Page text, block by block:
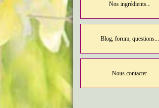
Nos ingrédients...
Blog, forum, questions...
Nous contacter